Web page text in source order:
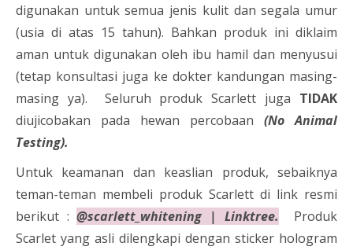
digunakan untuk semua jenis kulit dan segala umur
(usia di atas 15 tahun). Bahkan produk ini diklaim
aman untuk digunakan oleh ibu hamil dan menyusui
(tetap konsultasi juga ke dokter kandungan masing-
masing ya). Seluruh produk Scarlett juga TIDAK
diujicobakan pada hewan percobaan (No Animal
Testing).
Untuk keamanan dan keaslian produk, sebaiknya
teman-teman membeli produk Scarlett di link resmi
berikut :@scarlett_whitening | Linktree. Produk
Scarlet yang asli dilengkapi dengan sticker hologram